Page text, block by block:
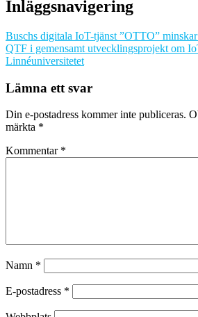
Inläggsnavigering
Buschs digitala IoT-tjänst ”OTTO”
QTF i gemensamt utvecklingsprojekt om
Linnéuniversitetet
Lämna ett svar
Din e-postadress kommer inte publiceras.
märkta *
Kommentar *
Namn *
E-postadress *